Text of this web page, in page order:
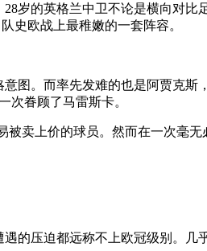
岁的英格兰中卫不论是横向对比
史欧战上最稚嫩的一套阵容。
图。而率先发难的也是阿贾克斯
次眷顾了马雷斯卡。
卖上价的球员。然而在一次毫无
的压迫都远称不上欧冠级别。几